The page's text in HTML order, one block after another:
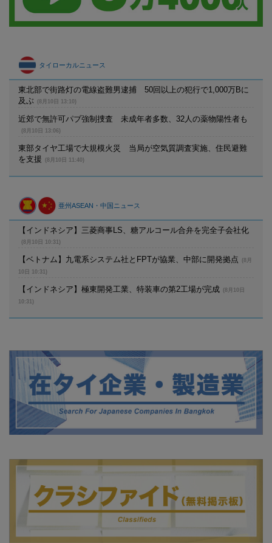
タイローカルニュース
東北部で街路灯の電線盗難男逮捕 50回以上の犯行で1,000万Bに
及ぶ
(8月10日 13:10)
近郊で無許可パブ強制捜査 未成年者多数、32人の薬物陽性者も
(8月10日 13:06)
東部タイヤ工場で大規模火災 当局が空気質調査実施、住民避難
を支援
(8月10日 11:40)
亜州ASEAN・中国ニュース
【インドネシア】三菱商事LS、糖アルコール合弁を完全子会社化
(8月10日 10:31)
【ベトナム】九電系システム社とFPTが協業、中部に開発拠点
(8月
10日 10:31)
【インドネシア】極東開発工業、特装車の第2工場が完成
(8月10日
10:31)